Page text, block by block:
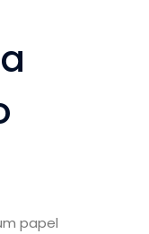
papel